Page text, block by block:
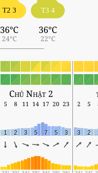
T2 3
36°C
24°C
T3 4
36°C
22°C
Chủ Nhật 2
5 8 11 14 17 20 23 2 5
1 2 3 5 7 5 3 3 2